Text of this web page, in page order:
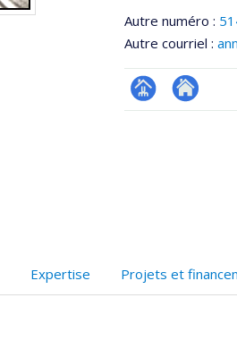
Autre numéro :
Autre courriel :
Page Site
Expertise Projets et